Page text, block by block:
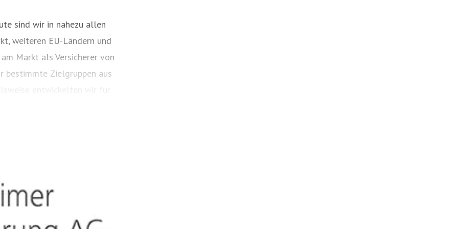
sind wir in nahezu allen
weiteren EU-Ländern und
Markt als Versicherer von
bestimmte Zielgruppen aus
entwickelten wir für
Diese tragen
und VALORIMA®.
wertvolle Gegenstände
besondere Gefahren.
Versicherungsschutz,
zu Verpackung,